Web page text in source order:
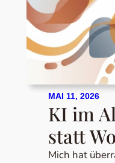
MAI 11, 2026
KI im
statt
Mich hat